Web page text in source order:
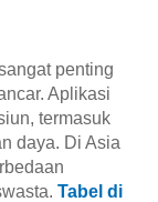
penting
Aplikasi
termasuk
daya. Di Asia
Tabel di